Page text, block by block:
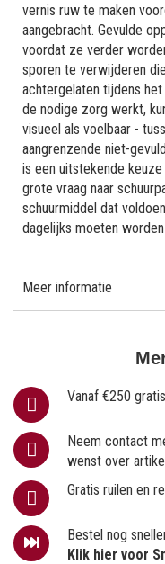
Vanaf €250
Neem contact
wenst over
Gratis ruilen en
Bestel nog
Klik hier voor
vernis ruw te maken
aangebracht. Gevulde
voordat ze verder
sporen te verwijderen
achtergelaten tijdens
de nodige zorg werkt,
visueel als voelbaar -
aangrenzende niet-
is een uitstekende
grote vraag naar
schuurmiddel dat
dagelijks moeten
Meer informatie